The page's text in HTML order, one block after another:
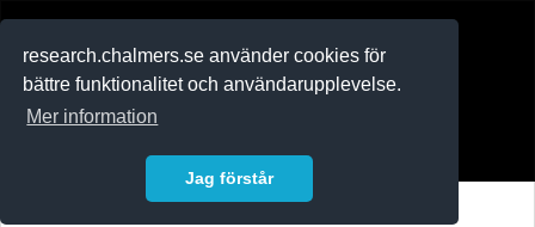
research.chalmers.se använder cookies för
bättre funktionalitet och användarupplevelse.
Mer information
Jag förstår